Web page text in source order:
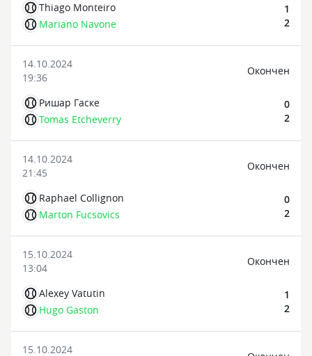
Thiago Monteiro
Mariano Navone
1
2
14.10.2024
19:36
Ришар Гаске
Tomas Etcheverry
Oкончен
0
2
14.10.2024
21:45
Raphael Collignon
Marton Fucsovics
Oкончен
0
2
15.10.2024
13:04
Alexey Vatutin
Hugo Gaston
Oкончен
1
2
15.10.2024